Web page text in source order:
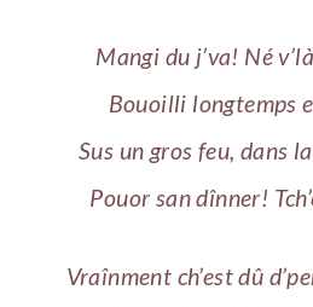
Mangi du j’va! Né
Bouoilli longtemps
Sus un gros feu, dans
Pouor san dînner!
Vraînment ch’est dû